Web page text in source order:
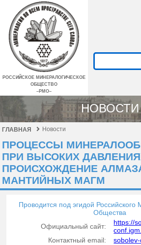
РОССИЙСКОЕ МИНЕРАЛОГИЧЕСКОЕ
ОБЩЕСТВО
–РМО–
НОВОСТИ
ГЛАВНАЯ Новости
ПРОЦЕССЫ
ПРИ ВЫСОКИХ
ПРОИСХОЖДЕНИЕ
МАНТИЙНЫХ МАГМ
Проводится под эгидой Российского
Общества
Официальный сайт:
https://
Контактный email: